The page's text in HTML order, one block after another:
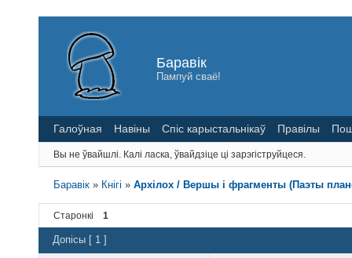
Баравік
Пампуй сваё!
Галоўная Навіны Спіс карыстальнікаў Правілы
Вы не ўвайшлі. Калі ласка, ўвайдзіце ці зарэгіструйцеся.
Баравік » Кнігі »Архілох / Вершы і фрагменты (Паэты
Старонкі 1
Допісы [ 1 ]